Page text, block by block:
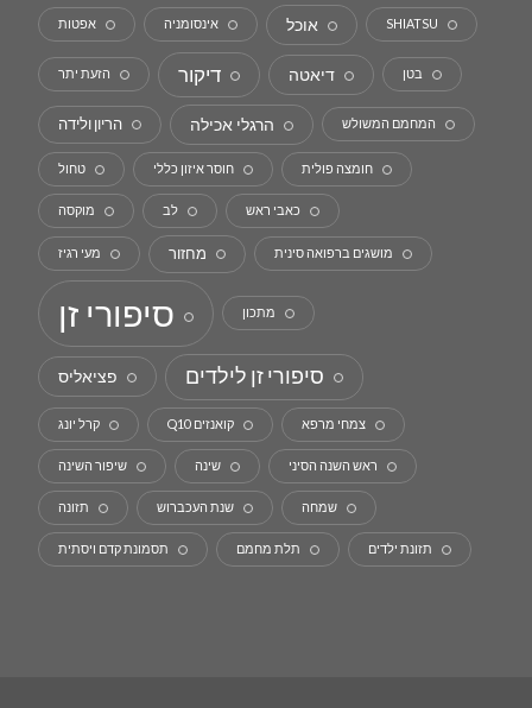
SHIATSU אוכל אינסומניה אפטות
בטן דיאטה דיקור הזעת יתר
המחמם המשולש הרגלי אכילה הריון ולידה
חומצה פולית חוסר איזון כללי טחול
כאבי ראש לב מוקסה
מושגים ברפואה סינית מחזור מעי רגיז
מתכון סיפורי זן
סיפורי זן לילדים פציאליס
צמחי מרפא קואנזים Q10 קרל יונג
ראש השנה הסיני שינה שיפור השינה
שמחה שנת העכברוש תזונה
תזונת ילדים תלת מחמם תסמונת קדם ויסתית